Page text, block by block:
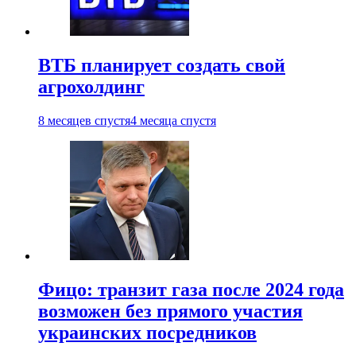
ВТБ планирует создать свой
агрохолдинг
8 месяцев спустя4 месяца спустя
Фицо: транзит газа после 2024 года
возможен без прямого участия
украинских посредников